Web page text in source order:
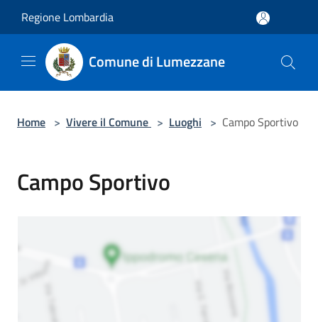
Regione Lombardia
Comune di Lumezzane
Home > Vivere il Comune > Luoghi > Campo Sportivo
Campo Sportivo